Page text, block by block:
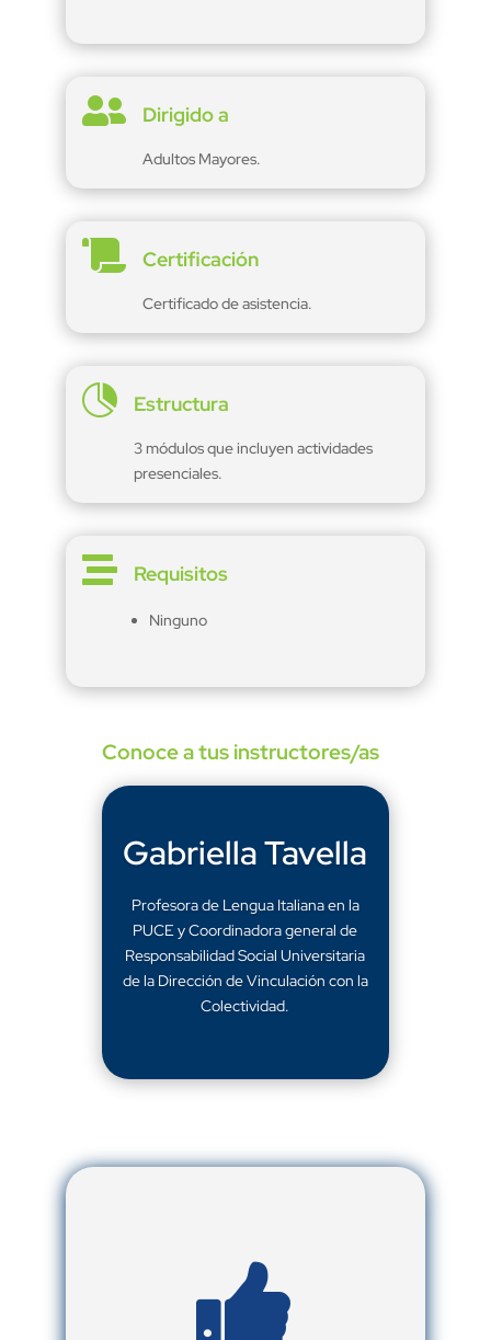
 Dirigido a
Adultos Mayores.
 Certificación
Certificado de asistencia.
 Estructura
3 módulos que incluyen actividades
presenciales.
 Requisitos
Ninguno
Conoce a tus instructores/as
Gabriella Tavella
Profesora de Lengua Italiana en la
PUCE y Coordinadora general de
Responsabilidad Social Universitaria
de la Dirección de Vinculación con la
Colectividad.
